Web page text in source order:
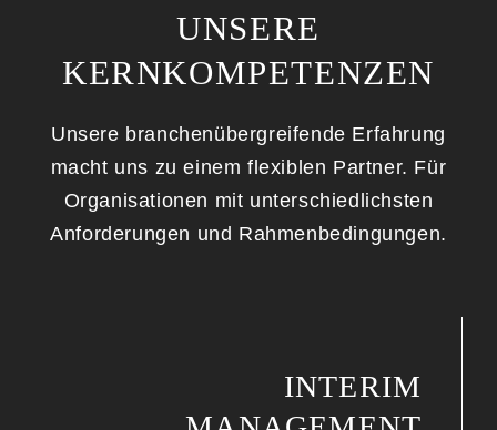
UNSERE
KERNKOMPETENZEN
Unsere branchenübergreifende Erfahrung
macht uns zu einem flexiblen Partner. Für
Organisationen mit unterschiedlichsten
Anforderungen und Rahmenbedingungen.
INTERIM